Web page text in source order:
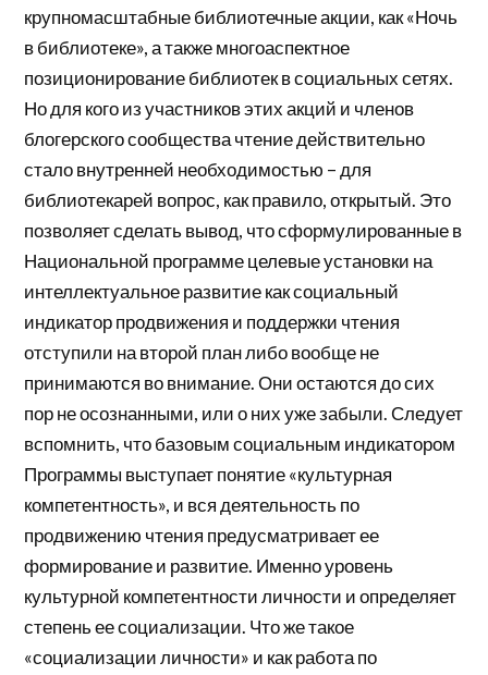
крупномасштабные библиотечные акции, как «Ночь
в библиотеке», а также многоаспектное
позиционирование библиотек в социальных сетях.
Но для кого из участников этих акций и членов
блогерского сообщества чтение действительно
стало внутренней необходимостью – для
библиотекарей вопрос, как правило, открытый. Это
позволяет сделать вывод, что сформулированные в
Национальной программе целевые установки на
интеллектуальное развитие как социальный
индикатор продвижения и поддержки чтения
отступили на второй план либо вообще не
принимаются во внимание. Они остаются до сих
пор не осознанными, или о них уже забыли. Следует
вспомнить, что базовым социальным индикатором
Программы выступает понятие «культурная
компетентность», и вся деятельность по
продвижению чтения предусматривает ее
формирование и развитие. Именно уровень
культурной компетентности личности и определяет
степень ее социализации. Что же такое
«социализации личности» и как работа по